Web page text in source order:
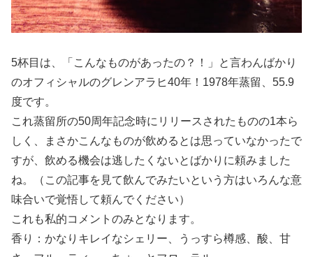
5杯目は、「こんなものがあったの？！」と言わんばかり
のオフィシャルのグレンアラヒ40年！1978年蒸留、55.9
度です。
これ蒸留所の50周年記念時にリリースされたものの1本ら
しく、まさかこんなものが飲めるとは思っていなかったで
すが、飲める機会は逃したくないとばかりに頼みました
ね。（この記事を見て飲んでみたいという方はいろんな意
味合いで覚悟して頼んでください）
これも私的コメントのみとなります。
香り：かなりキレイなシェリー、うっすら樽感、酸、甘